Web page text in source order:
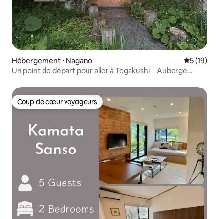
Hébergement ⋅ Nagano
5 (19)
Un point de départ pour aller à Togakushi｜Auberge
Coup de cœur voyageurs
Coup de cœur voyageurs